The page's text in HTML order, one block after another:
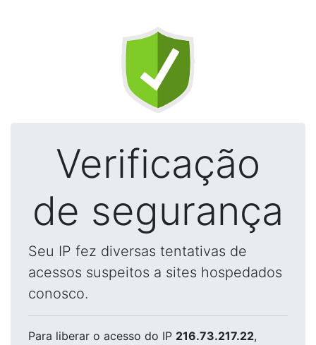
Verificação
de segurança
Seu IP fez diversas tentativas de
acessos suspeitos a sites hospedados
conosco.
Para liberar o acesso do IP 216.73.217.22,